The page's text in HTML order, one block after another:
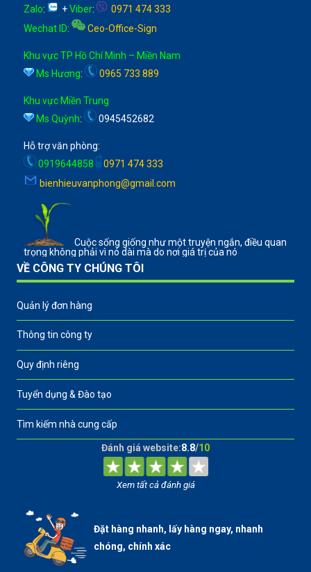
Zalo: +Viber:
0971 474 333
Wechat ID: Ceo-Office-Sign
Khu vực TP Hồ Chí Minh – Miền Nam
Ms Hương: 0965 733 889
Khu vực Miền Trung
Ms Quỳnh: 0945452682
Hỗ trợ văn phòng:
0919644858
0971 474 333
bienhieuvanphong@gmail.com
Cuộc sống giống như một truyện ngắn, điều quan
trọng không phải vì nó dài mà do nơi giá trị của nó
VỀ CÔNG TY CHÚNG TÔI
Quản lý đơn hàng
Thông tin công ty
Quy định riêng
Tuyển dụng & Đào tạo
Tìm kiếm nhà cung cấp
Đánh giá website:8.8/10
Xem tất cả đánh giá
Đặt hàng nhanh, lấy hàng ngay, nhanh
chóng, chính xác